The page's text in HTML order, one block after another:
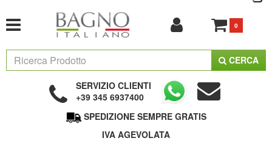
0
CERCA
SERVIZIO CLIENTI
+39 345 6937400
SPEDIZIONE SEMPRE GRATIS
IVA AGEVOLATA